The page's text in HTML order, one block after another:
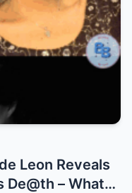
Leon Reveals
De@th – What